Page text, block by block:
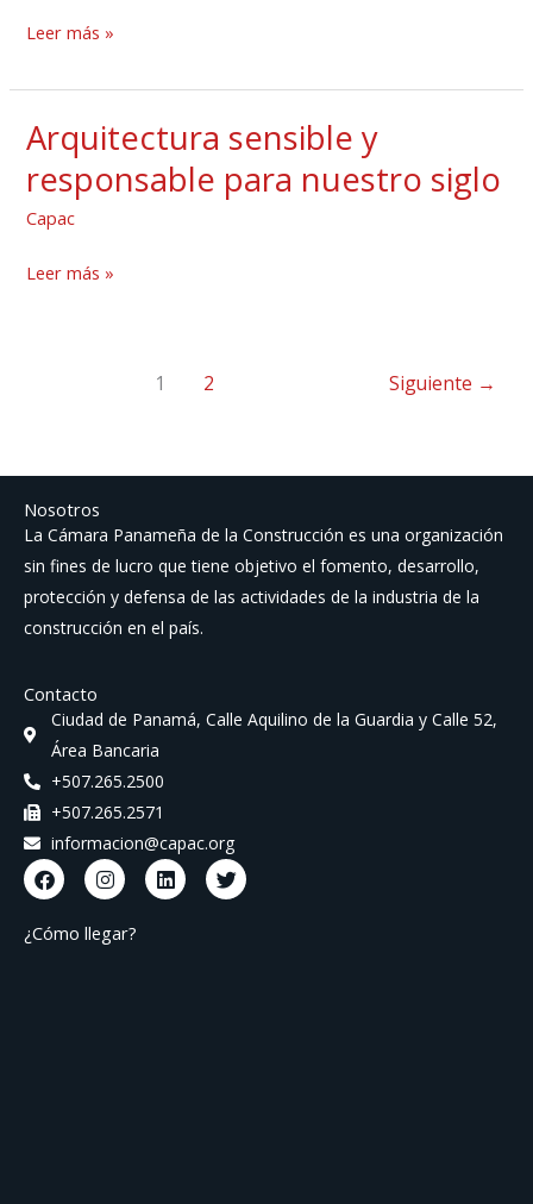
Leer más »
Arquitectura sensible y
responsable para nuestro siglo
Capac
Arquitectura
sensible
y
responsable
Leer más »
1 2 Siguiente →
Nosotros
La Cámara Panameña de la Construcción es una organización
sin fines de lucro que tiene objetivo el fomento, desarrollo,
protección y defensa de las actividades de la industria de la
construcción en el país.
Contacto
Ciudad de Panamá, Calle Aquilino de la Guardia y Calle 52,
Área Bancaria
+507.265.2500
+507.265.2571
informacion@capac.org
F
a
c
e
b
I
n
s
t
a
L
i
n
T
w
i
¿Cómo llegar?